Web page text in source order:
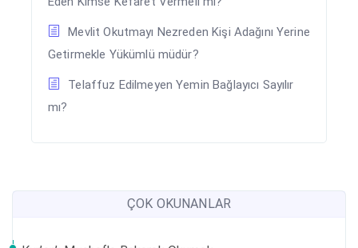
Mevlit Okutmayı Nezreden Kişi Adağını Yerine
Getirmekle Yükümlü müdür?
Telaffuz Edilmeyen Yemin Bağlayıcı Sayılır
mı?
ÇOK OKUNANLAR